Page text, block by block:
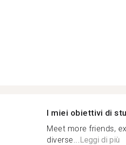
I miei obiettivi di
Meet more friends,
diverse...Leggi di più